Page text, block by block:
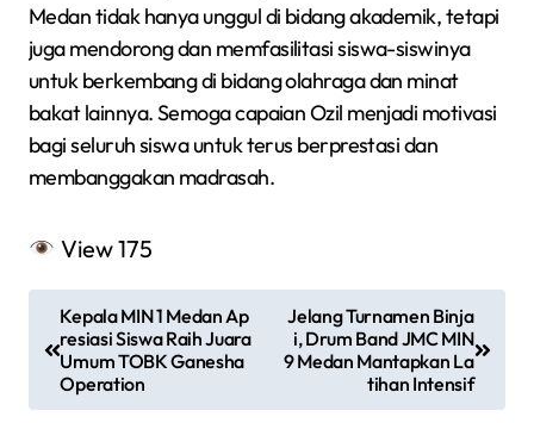
Medan tidak hanya unggul di bidang akademik, tetapi
juga mendorong dan memfasilitasi siswa-siswinya
untuk berkembang di bidang olahraga dan minat
bakat lainnya. Semoga capaian Ozil menjadi motivasi
bagi seluruh siswa untuk terus berprestasi dan
membanggakan madrasah.
View175
a
Kepala MIN 1 Medan Ap
resiasi Siswa Raih Juara
Umum TOBK Ganesha
Operation
Jelang Turnamen Binja
i, Drum Band JMC MIN
9 Medan Mantapkan La
tihan Intensif